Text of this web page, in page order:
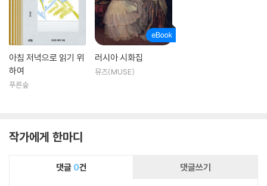
人)의 근성과 관료주의를 폭로한 것이다. 자본주의 사회를 비난한 서사시
「150000000」(1920)도 공상의 비약과 거친 유머에 차 있다. 20년대에
들어와 미래파의 옛 동지들을 중심으로 한 잡지 [레프](예술좌익전선)를
미르 일리이치 레닌」(1924) 등을 내놓았다.
노력도 헛되어 당시 점차로 재편성기에 접어든 문학계의 공적 권위자들이
유고에는 "사랑하는 작은 배는 세속에 충돌했다"고 씌어 있었다. 그의 자살
아침 저녁으로 읽기 위
하여
푸른숲
러시아 시화집
뮤즈(MUSE)
작가에게 한마디
댓글 0건 댓글쓰기